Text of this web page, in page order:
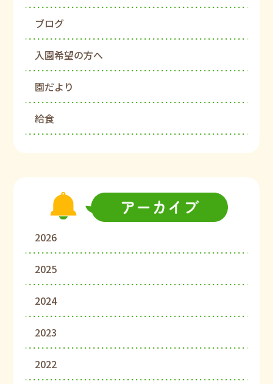
ブログ
入園希望の方へ
園だより
給食
2026
2025
2024
2023
2022